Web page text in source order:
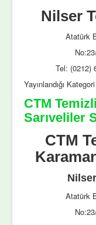
Nilser
Atatürk
Tel: (0212)
Yayınlandığı Kategori
CTM
Sarıveliler
CTM
Atatürk